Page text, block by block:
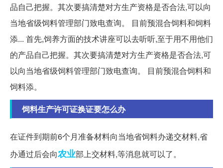
品自己把握。其次要搞清楚对方生产资格是否合法,可以向
当地省级饲料管理部门致电查询。 目前预混合饲料和饲料
添... 首先,饲养方面的技术讲座可以去听听,至于用不用他们
的产品自己把握。其次要搞清楚对方生产资格是否合法,可
以向当地省级饲料管理部门致电查询。 目前预混合饲料和
饲料添。
饲料生产许可证换证要怎么办
在证件到期前6个月准备材料向当地省饲料办递交材料,省
办通过后会向农业部上交材料,等消息就可以了。